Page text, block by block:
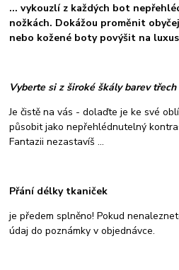
... vykouzlí z každých bot
nožkách. Dokážou proměnit
nebo kožené boty povýšit na
Vyberte si z široké škály barev
Je čistě na vás - dolaďte je ke své
působit jako nepřehlédnutelný
Fantazii nezastavíš ...
Přání délky tkaniček
je předem splněno! Pokud
údaj do poznámky v objednávce.